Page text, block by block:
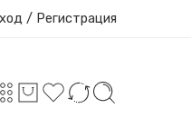
/ Регистрация